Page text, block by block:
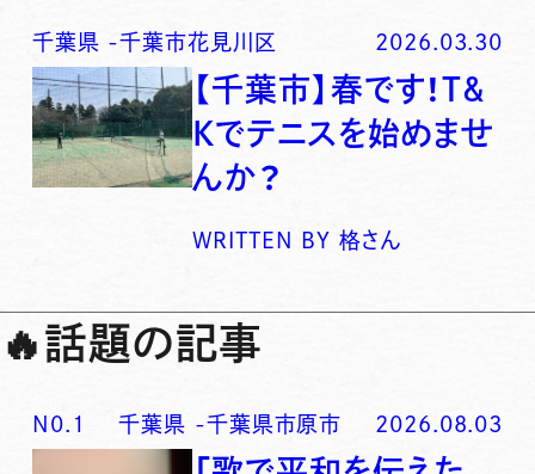
千葉県 -千葉市花見川区 2026.03.30
【千葉市】春です！T&
Kでテニスを始めませ
んか？
WRITTEN BY 格さん
🔥話題の記事
N0. 1 千葉県 -千葉県市原市 2026.08.03